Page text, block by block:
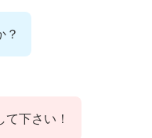
？
下さい！